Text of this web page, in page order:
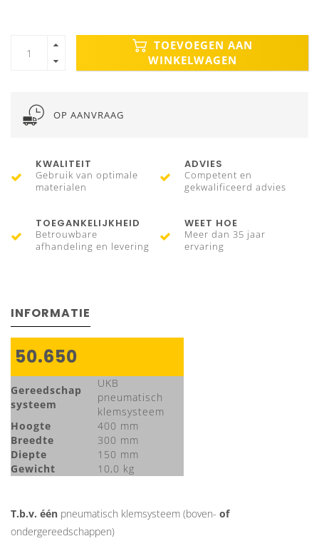
TOEVOEGEN AAN
WINKELWAGEN
OP AANVRAAG
KWALITEIT
Gebruik van optimale
materialen
ADVIES
Competent en
gekwalificeerd advies
TOEGANKELIJKHEID
Betrouwbare
afhandeling en levering
WEET HOE
Meer dan 35 jaar
ervaring
INFORMATIE
50.650
Gereedschap
systeem
UKB
pneumatisch
klemsysteem
Hoogte
400 mm
Breedte
300 mm
Diepte
150 mm
Gewicht
10,0 kg
T.b.v. één pneumatisch klemsysteem (boven- of
ondergereedschappen)